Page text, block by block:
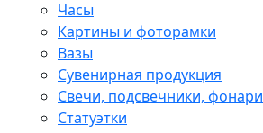
Часы
Картины и фоторамки
Вазы
Сувенирная продукция
Свечи, подсвечники, фонари
Статуэтки